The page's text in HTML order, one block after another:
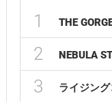
1 THE
2 NEBULA
3 ライジング